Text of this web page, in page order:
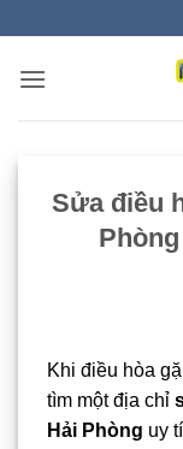
nội
Sửa điều
Khi điều hòa
tìm một địa chỉ
Hải Phòng uy